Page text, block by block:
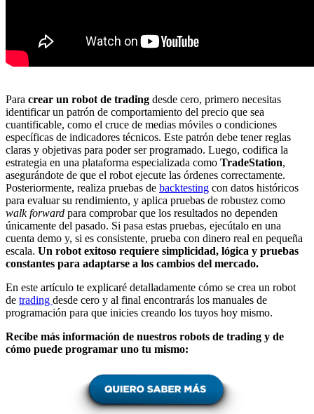
Para crear un robot de trading desde cero, primero necesitas
identificar un patrón de comportamiento del precio que sea
cuantificable, como el cruce de medias móviles o condiciones
específicas de indicadores técnicos. Este patrón debe tener reglas
claras y objetivas para poder ser programado. Luego, codifica la
estrategia en una plataforma especializada como TradeStation,
asegurándote de que el robot ejecute las órdenes correctamente.
Posteriormente, realiza pruebas de backtesting con datos históricos
para evaluar su rendimiento, y aplica pruebas de robustez como
walk forward para comprobar que los resultados no dependen
únicamente del pasado. Si pasa estas pruebas, ejecútalo en una
cuenta demo y, si es consistente, prueba con dinero real en pequeña
escala. Un robot exitoso requiere simplicidad, lógica y pruebas
constantes para adaptarse a los cambios del mercado.
En este artículo te explicaré detalladamente cómo se crea un robot
de trading desde cero y al final encontrarás los manuales de
programación para que inicies creando los tuyos hoy mismo.
Recibe más información de nuestros robots de trading y de
cómo puede programar uno tu mismo: